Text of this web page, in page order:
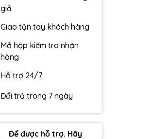
giả
Giao tận tay khách hàng
Mở hộp kiểm tra nhận
hàng
Hỗ trợ 24/7
Đổi trả trong 7 ngày
Để được hỗ trợ. Hãy